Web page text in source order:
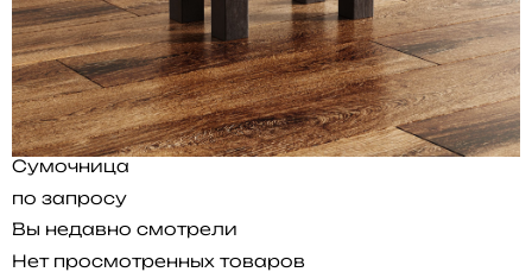
Сумочница
по запросу
Вы недавно смотрели
Нет просмотренных товаров